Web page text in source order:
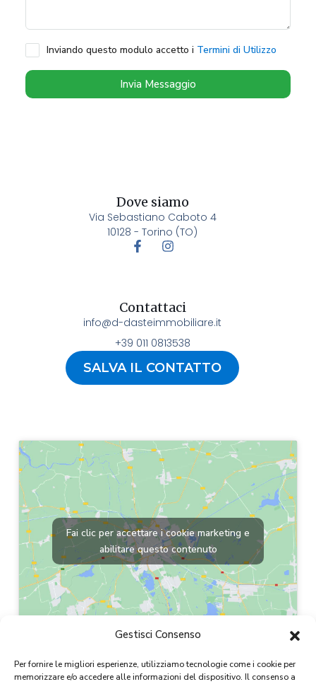
Gestisci Consenso
Per fornire le migliori esperienze, utilizziamo tecnologie come i cookie per
memorizzare e/o accedere alle informazioni del dispositivo. Il consenso a
Inviando questo modulo accetto i Termini di Utilizzo
Invia Messaggio
Dove siamo
Via Sebastiano Caboto 4
10128 - Torino (TO)
Contattaci
info@d-dasteimmobiliare.it
+39 011 0813538
SALVA IL CONTATTO
Fai clic per accettare i cookie marketing e
abilitare questo contenuto